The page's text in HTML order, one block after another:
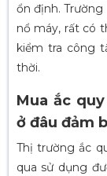
ổn định.
nổ máy, rất có
kiểm tra công
thời.
Mua ắc quy
ở đâu đảm
Thị trường ắc
qua sử dụng